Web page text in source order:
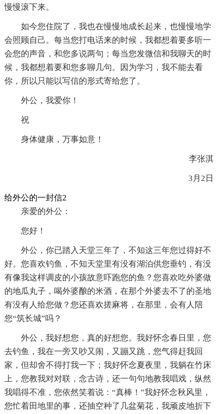
慢慢滚下来。
如今您住院了，我也在慢慢地成长起来，也慢慢地学
会照顾自己。每当您打电话来的时候，我都想着要多听一
会您的声音，和您多说两句；每当您发微信和我聊天的时
候，我都想着要和您多聊几句。因为学习，我不能去看
你，所以只能以写信的形式寄给您了。
外公，我爱你！
祝
身体健康，万事如意！
李张淇
3月2日
给外公的一封信2
亲爱的外公：
您好！
外公，你已踏入天堂三年了，不知这三年您过得好不
好。您喜欢钓鱼，不知天堂里有没有湖泊供您垂钓，有没
有像我这样调皮的小孩故意吓跑您的鱼？您喜欢吃外婆做
的地瓜丸子，喝外婆酿的米酒，在那个外婆去不了的圣地
有没有人给您做？您还喜欢搓麻将，在那里，会有人陪
您“筑长城”吗？
外公，我好想您，真的好想您。我好怀念春日里，您
去钓鱼，我在一旁又吵又闹，又蹦又跳，您气得赶我回
家，但却舍不得打我一下；我好怀念夏夜里，我躺在竹床
上，您教我对对联，念古诗，还一句句地教我唱戏，纵然
我唱得不准，您依然笑着说：“真棒！”我好怀念秋风里，
您忙着田地里的事，还抽空种了几盆菊花，我顽皮地折下